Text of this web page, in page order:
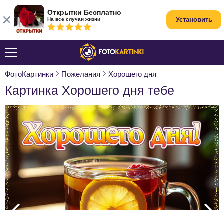
ФотоКартинки Пожелания Хорошего дня
Картинка Хорошего дня тебе
Открытки Бесплатно
На все случаи жизни Установить